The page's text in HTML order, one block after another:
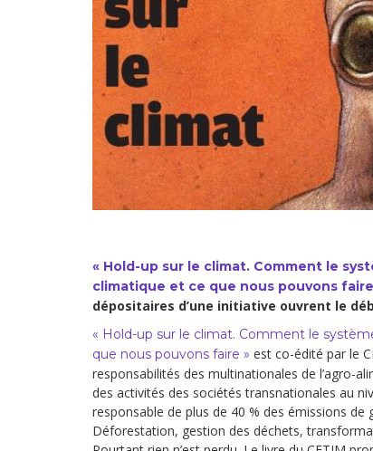
Droit au
Par pays
Déclarations à
Conférences
Archives à
disposition
« Hold-up sur le climat. Comment le
climatique et ce que nous pouvons
dépositaires d’une initiative ouvrent le
« Hold-up sur le climat. Comment le
que nous pouvons faire » est co-édité par le
responsabilités des multinationales de l’agro-
des activités des sociétés transnationales au
responsable de plus de 40 % des émissions
Déforestation, gestion des déchets,